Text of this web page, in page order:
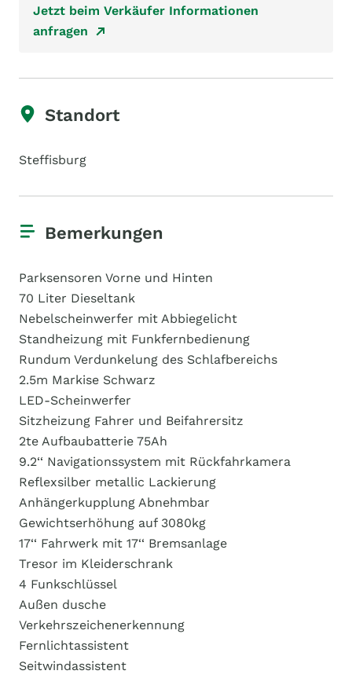
Jetzt beim Verkäufer Informationen
anfragen
Standort
Steffisburg
Bemerkungen
Parksensoren Vorne und Hinten
70 Liter Dieseltank
Nebelscheinwerfer mit Abbiegelicht
Standheizung mit Funkfernbedienung
Rundum Verdunkelung des Schlafbereichs
2.5m Markise Schwarz
LED-Scheinwerfer
Sitzheizung Fahrer und Beifahrersitz
2te Aufbaubatterie 75Ah
9.2‘‘ Navigationssystem mit Rückfahrkamera
Reflexsilber metallic Lackierung
Anhängerkupplung Abnehmbar
Gewichtserhöhung auf 3080kg
17‘‘ Fahrwerk mit 17‘‘ Bremsanlage
Tresor im Kleiderschrank
4 Funkschlüssel
Außen dusche
Verkehrszeichenerkennung
Fernlichtassistent
Seitwindassistent